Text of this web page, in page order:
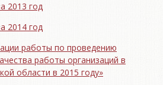
2013 год
2014 год
работы по проведению
работы организаций в
области в 2015 году»